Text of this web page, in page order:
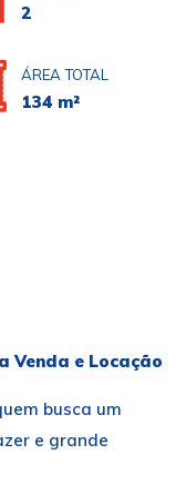
2
ÁREA TOTAL
134 m²
Venda e Locação
busca um
e grande